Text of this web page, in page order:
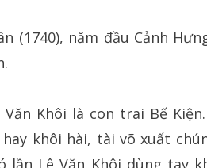
(1740), năm đầu Cảnh
Khôi là con trai Bế
khôi hài, tài võ xuất
lần Lê Văn Khôi dùng tay